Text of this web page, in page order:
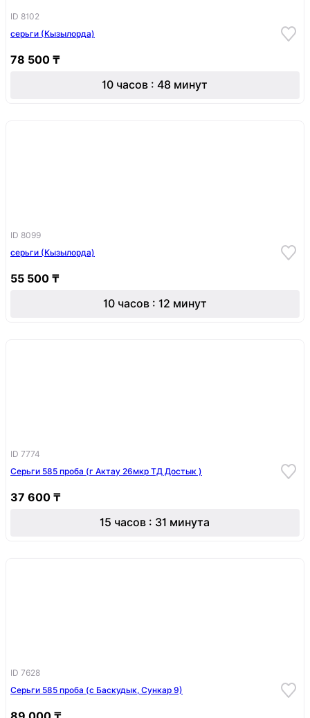
ID 8102
серьги (Кызылорда)
78 500 ₸
10 часов : 48 минут
ID 8099
серьги (Кызылорда)
55 500 ₸
10 часов : 12 минут
ID 7774
Серьги 585 проба (г Актау 26мкр ТД Достык )
37 600 ₸
15 часов : 31 минута
ID 7628
Серьги 585 проба (с Баскудык, Сункар 9)